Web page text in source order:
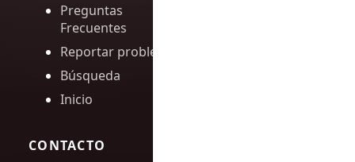
Preguntas
Frecuentes
Reportar problema
Búsqueda
Inicio
CONTACTO